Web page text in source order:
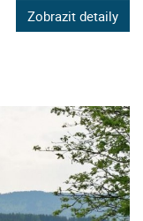
Zobrazit detaily